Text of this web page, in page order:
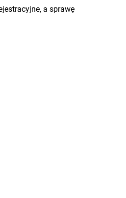
a sprawę